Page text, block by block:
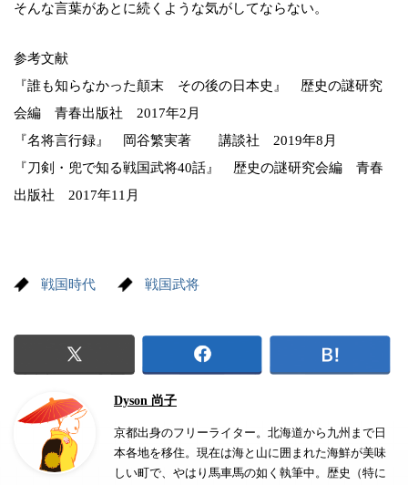
そんな言葉があとに続くような気がしてならない。
参考文献
『誰も知らなかった顛末 その後の日本史』 歴史の謎研究
会編 青春出版社 2017年2月
『名将言行録』 岡谷繁実著 講談社 2019年8月
『刀剣・兜で知る戦国武将40話』 歴史の謎研究会編 青春
出版社 2017年11月
戦国時代 戦国武将
Dyson 尚子
京都出身のフリーライター。北海道から九州まで日
本各地を移住。現在は海と山に囲まれた海鮮が美味
しい町で、やはり馬車馬の如く執筆中。歴史（特に